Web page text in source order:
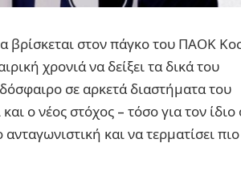
βρίσκεται στον πάγκο του ΠΑΟΚ
χρονιά να δείξει τα δικά του
σε αρκετά διαστήματα του
ο νέος στόχος – τόσο για τον ίδιο
και να τερματίσει